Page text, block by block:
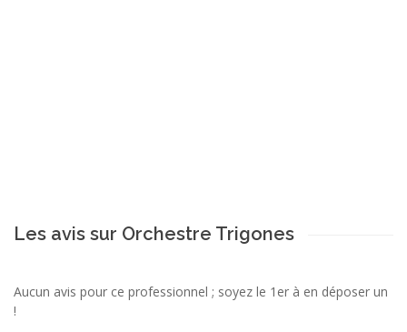
Les avis sur Orchestre Trigones
Aucun avis pour ce professionnel ; soyez le 1er à en déposer un
!